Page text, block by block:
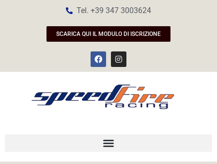
Tel. +39 347 3003624
SCARICA QUI IL MODULO DI ISCRIZIONE